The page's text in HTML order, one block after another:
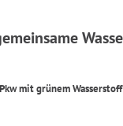
mit grünem